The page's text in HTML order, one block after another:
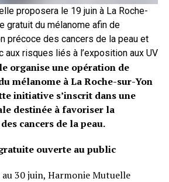
proposera le 19 juin à La Roche-
gratuit du mélanome afin de
précoce des cancers de la peau et
risques liés à l’exposition aux UV
organise une opération de
mélanome à La Roche-sur-Yon
initiative s’inscrit dans une
destinée à favoriser la
cancers de la peau.
ouverte au public
au 30 juin, Harmonie Mutuelle